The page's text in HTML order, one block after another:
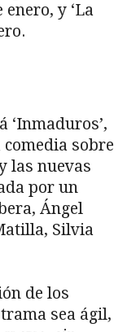
enero, y ‘La
‘Inmaduros’,
sobre
las nuevas
por un
Ángel
Silvia
de los
sea ágil,